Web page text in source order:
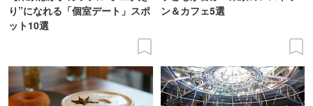
り”になれる「個室デート」スポ
ット10選
ン＆カフェ5選